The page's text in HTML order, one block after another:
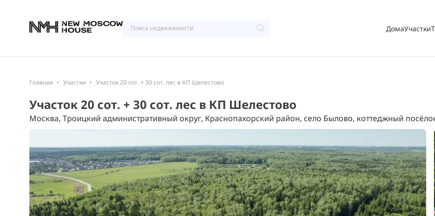
ДомаУчастки
Главная Участки Участок 20 сот. + 30 сот. лес в КП Шелестово
Участок 20 сот. + 30 сот. лес в КП Шелестово
Москва, Троицкий административный округ, Краснопахорский район, село Былово, коттеджный